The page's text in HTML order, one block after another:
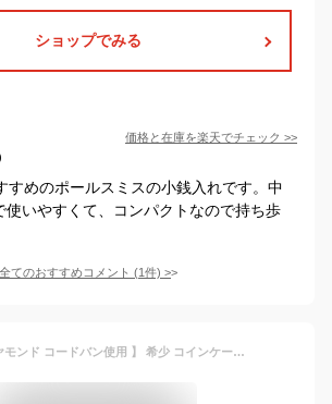
ショップでみる
価格と在庫を楽天でチェック >>
すめのポールスミスの小銭入れです。中
使いやすくて、コンパクトなので持ち歩
全てのおすすめコメント (1件) >
【 革のダイヤモンド コードバン使用 】 希少 コインケース 馬革 高級 傷つきにくい キズ 高耐久 長く使える 本革 天然皮革 コンパクト 革小物 小物入れ サブ財布 かさばらない 薬入れ 鍵入れ 持ち運び メンズ 男性 丸形 丸型 小型 プレゼント ギフト ラッピング 無料